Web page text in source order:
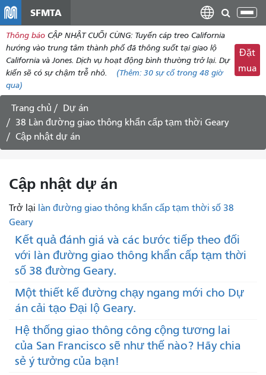
dung
SFMTA
Thông báo CẬP NHẬT CUỐI CÙNG: Tuyến cáp treo California
hướng vào trung tâm thành phố đã thông suốt tại giao lộ
California và Jones. Dịch vụ hoạt động bình thường trở lại. Dự
kiến ​​sẽ có sự chậm trễ nhỏ.
(Thêm: 30 sự cố trong 48 giờ
qua)
Đặt
mua
Trang chủ
Dự án
38 Làn đường giao thông khẩn cấp tạm thời Geary
Cập nhật dự án
Cập nhật dự án
Trở lại làn đường giao thông khẩn cấp tạm thời số 38
Geary
Kết quả đánh giá và các bước tiếp theo đối
với làn đường giao thông khẩn cấp tạm thời
số 38 đường Geary.
Một thiết kế đường chạy ngang mới cho Dự
án cải tạo Đại lộ Geary.
Hệ thống giao thông công cộng tương lai
của San Francisco sẽ như thế nào? Hãy chia
sẻ ý tưởng của bạn!